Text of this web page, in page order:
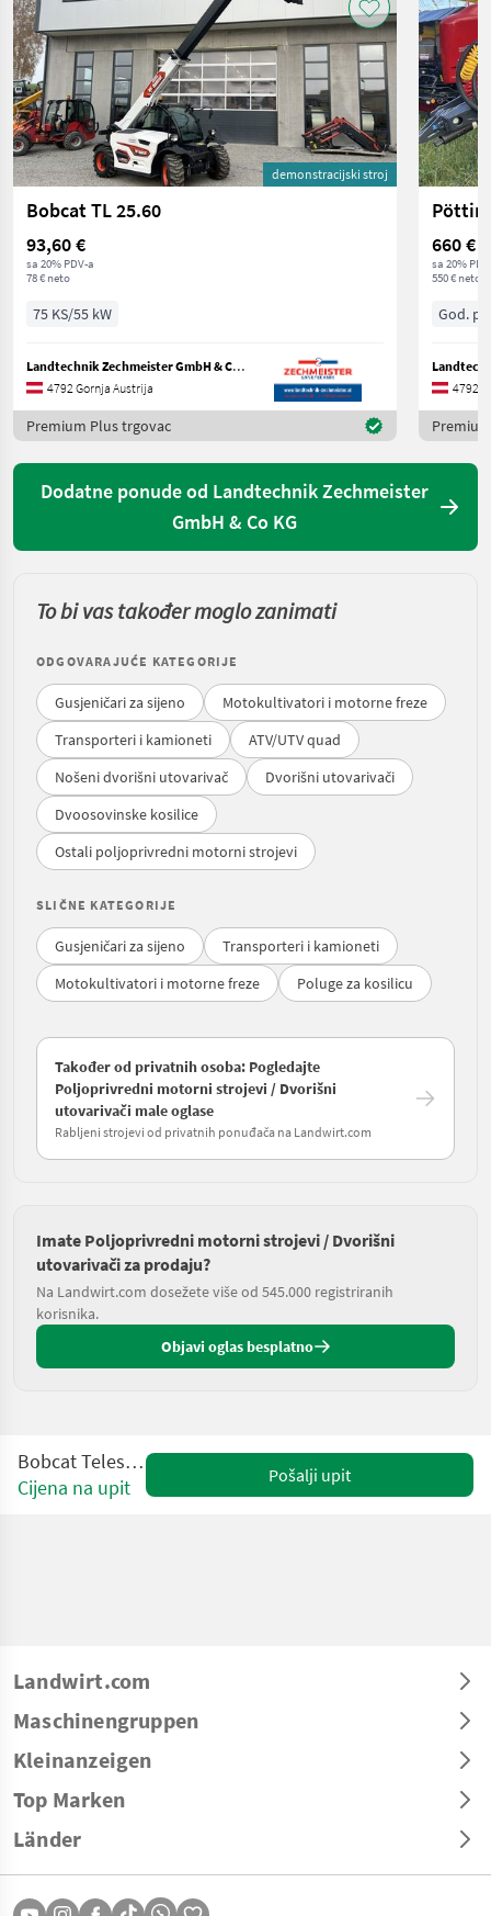
demonstracijski stroj
Bobcat TL 25.60
93,60 €
sa 20% PDV-a
78 € neto
75 KS/55 kW
Landtechnik Zechmeister GmbH & Co KG
4792 Gornja Austrija
Premium Plus trgovac
660 €
sa 20%
550 € neto
God.
4792
Dodatne ponude od Landtechnik Zechmeister
GmbH & Co KG
To bi vas također moglo zanimati
ODGOVARAJUĆE KATEGORIJE
Gusjeničari za sijeno
Motokultivatori i motorne freze
Transporteri i kamioneti
ATV/UTV quad
Nošeni dvorišni utovarivač
Dvorišni utovarivači
Dvoosovinske kosilice
Ostali poljoprivredni motorni strojevi
SLIČNE KATEGORIJE
Gusjeničari za sijeno
Transporteri i kamioneti
Motokultivatori i motorne freze
Poluge za kosilicu
Također od privatnih osoba: Pogledajte
Poljoprivredni motorni strojevi / Dvorišni
utovarivači male oglase
Rabljeni strojevi od privatnih ponuđača na Landwirt.com
Imate Poljoprivredni motorni strojevi / Dvorišni
utovarivači za prodaju?
Na Landwirt.com dosežete više od 545.000 registriranih
korisnika.
Objavi oglas besplatno
Bobcat Teleskoplader
Cijena na upit
Pošalji upit
Landwirt.com
Maschinengruppen
Kleinanzeigen
Top Marken
Länder